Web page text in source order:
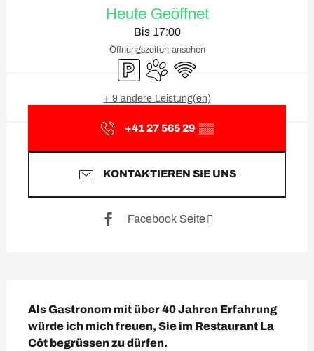
Heute Geöffnet
Bis 17:00
Öffnungszeiten ansehen
ParkplatzTiere erlaubt
Wi-Fi
+ 9 andere Leistung(en)
+41 27 565 29 ▒▒
KONTAKTIEREN SIE UNS
Facebook Seite
Als Gastronom mit über 40 Jahren Erfahrung
würde ich mich freuen, Sie im Restaurant La
Côt begrüssen zu dürfen.